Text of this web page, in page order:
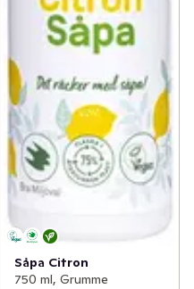
Såpa Citron
750 ml, Grumme